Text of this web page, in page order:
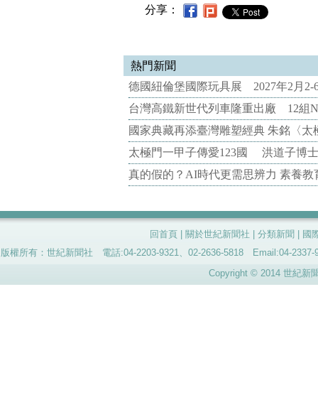
分享：
熱門新聞
德國紐倫堡國際玩具展 2027年2月2-
台灣高鐵新世代列車隆重出廠 12組
國家典藏再添臺灣雕塑經典 朱銘〈
太極門一甲子傳愛123國 洪道子博
真的假的？AI時代更需思辨力 素養
回首頁 關於世紀新聞社 分類新聞
國
版權所有：世紀新聞社 電話:04-2203-9321、02-2636-5818 Email:04-
Copyright © 2014 世紀新